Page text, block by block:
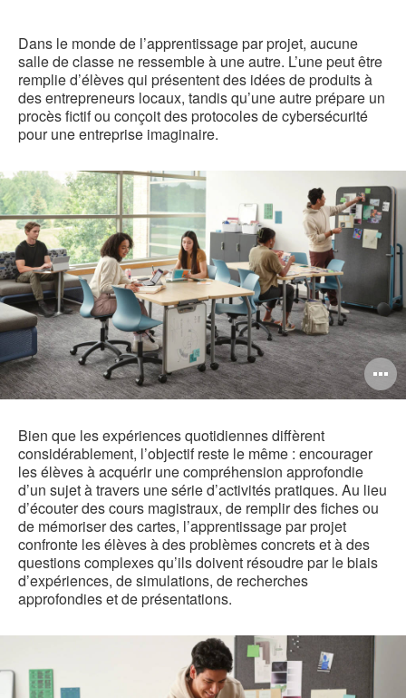
Dans le monde de l’apprentissage par projet, aucune
salle de classe ne ressemble à une autre. L’une peut être
remplie d’élèves qui présentent des idées de produits à
des entrepreneurs locaux, tandis qu’une autre prépare un
procès fictif ou conçoit des protocoles de cybersécurité
pour une entreprise imaginaire.
Bien que les expériences quotidiennes diffèrent
considérablement, l’objectif reste le même : encourager
les élèves à acquérir une compréhension approfondie
d’un sujet à travers une série d’activités pratiques. Au lieu
d’écouter des cours magistraux, de remplir des fiches ou
de mémoriser des cartes, l’apprentissage par projet
confronte les élèves à des problèmes concrets et à des
questions complexes qu’ils doivent résoudre par le biais
d’expériences, de simulations, de recherches
approfondies et de présentations.